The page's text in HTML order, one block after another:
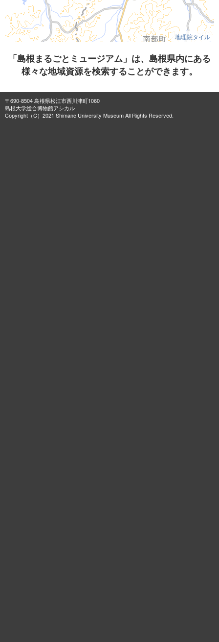
地理院タイル
「島根まるごとミュージアム」は、島根県内にある
様々な地域資源を検索することができます。
〒690-8504 島根県松江市西川津町1060
島根大学総合博物館アシカル
Copyright（C）2021 Shimane University Museum All Rights Reserved.